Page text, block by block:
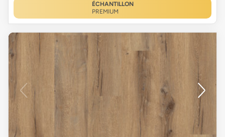
ÉCHANTILLON
PREMIUM